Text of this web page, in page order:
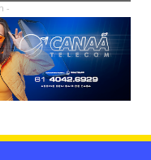
cargos de
mulh...
e atrai clientes
-